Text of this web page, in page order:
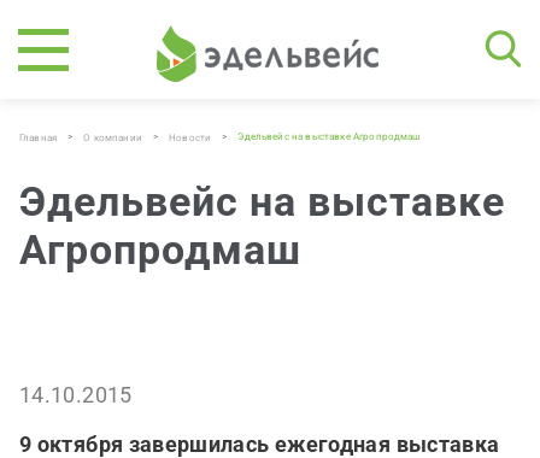
Главная > О компании > Новости > Эдельвейс на выставке Агропродмаш
Эдельвейс на выставке
Агропродмаш
14.10.2015
9 октября завершилась ежегодная выставка